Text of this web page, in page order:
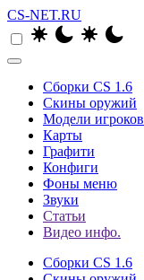
CS-NET.RU
Сборки CS 1.6
Скины оружий
Модели игроков
Карты
Графити
Конфиги
Фоны меню
Звуки
Статьи
Видео инфо.
Сборки CS 1.6